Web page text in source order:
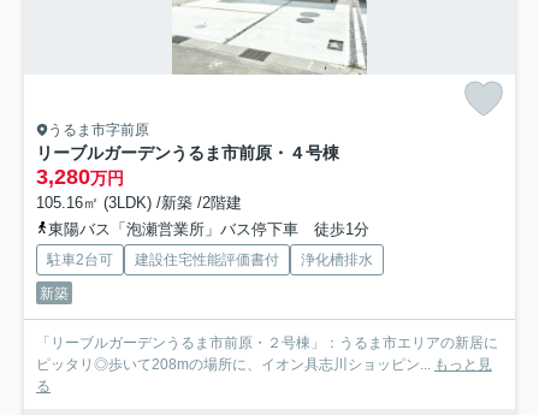
うるま市字前原
リーブルガーデンうるま市前原・４号棟
3,280万円
105.16㎡ (3LDK) /新築 /2階建
東陽バス「泡瀬営業所」バス停下車 徒歩1分
駐車2台可 建設住宅性能評価書付
浄化槽排水
新築
「リーブルガーデンうるま市前原・２号棟」：うるま市エリアの新居に
ピッタリ◎歩いて208mの場所に、イオン具志川ショッピン...
もっと見
る